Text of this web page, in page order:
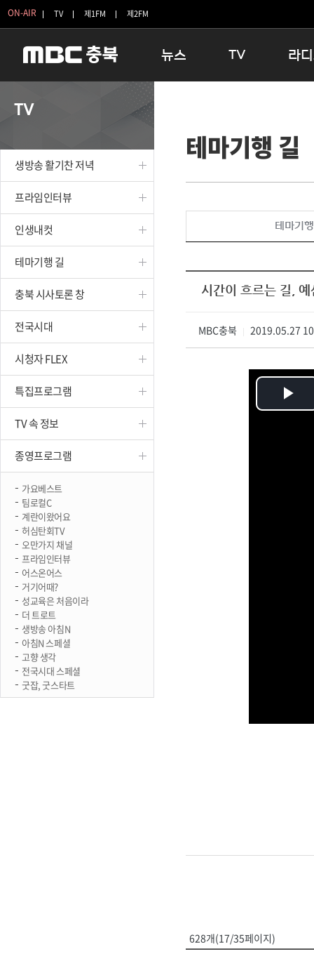
ON-AIR TV 제1FM 제2FM
뉴스
보은
옥천
TV
인생내컷
테마기행 길
시청자 FLEX
종영프로그램
라
16:00
우리 고
TV
생방송 활기찬 저녁
프라임인터뷰
인생내컷
테마기행 길
충북 시사토론 창
전국시대
시청자 FLEX
특집프로그램
TV 속 정보
종영프로그램
가요베스트
팀로컬C
계란이왔어요
허심탄회TV
오만가지 채널
프라임인터뷰
어스온어스
거기어때?
성교육은 처음이라
더 트로트
생방송 아침N
아침N 스페셜
고향 생각
전국시대 스페셜
굿잡, 굿스타트
테마기행 길
테마기
시간이 흐르는 길,
MBC충북 2019.05.27
628개(17/35페이지)